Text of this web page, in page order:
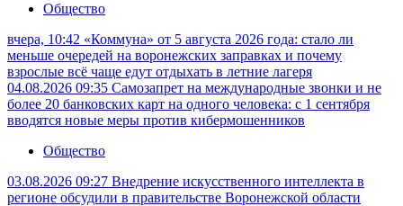
Общество
вчера, 10:42 «Коммуна» от 5 августа 2026 года: стало ли
меньше очередей на воронежских заправках и почему
взрослые всё чаще едут отдыхать в летние лагеря
04.08.2026 09:35 Самозапрет на международные звонки и не
более 20 банковских карт на одного человека: с 1 сентября
вводятся новые меры против кибермошенников
Общество
03.08.2026 09:27 Внедрение искусственного интеллекта в
регионе обсудили в правительстве Воронежской области